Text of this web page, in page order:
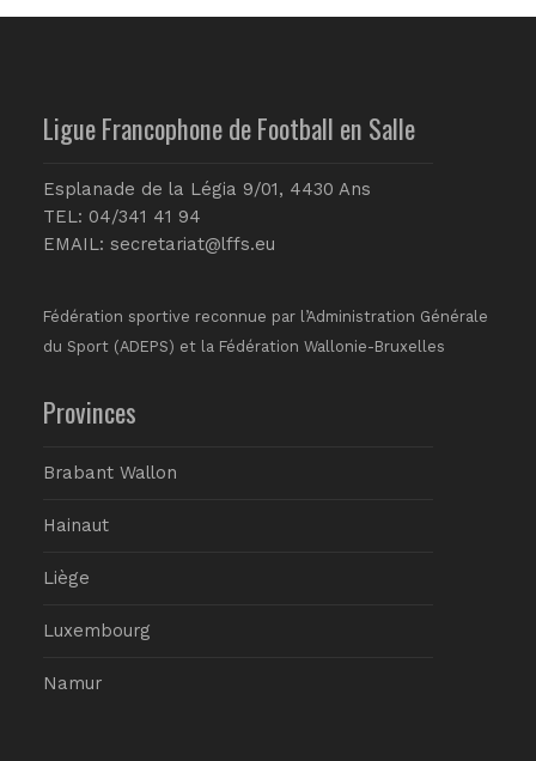
Ligue Francophone de Football en Salle
Esplanade de la Légia 9/01, 4430 Ans
TEL: 04/341 41 94
EMAIL: secretariat@lffs.eu
Fédération sportive reconnue par l’Administration Générale
du Sport (ADEPS) et la Fédération Wallonie-Bruxelles
Provinces
Brabant Wallon
Hainaut
Liège
Luxembourg
Namur